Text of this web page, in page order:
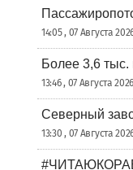
14:05 , 07 Августа
Более 3,6 тыс.
13:46 , 07 Августа
Северный
13:30 , 07 Августа